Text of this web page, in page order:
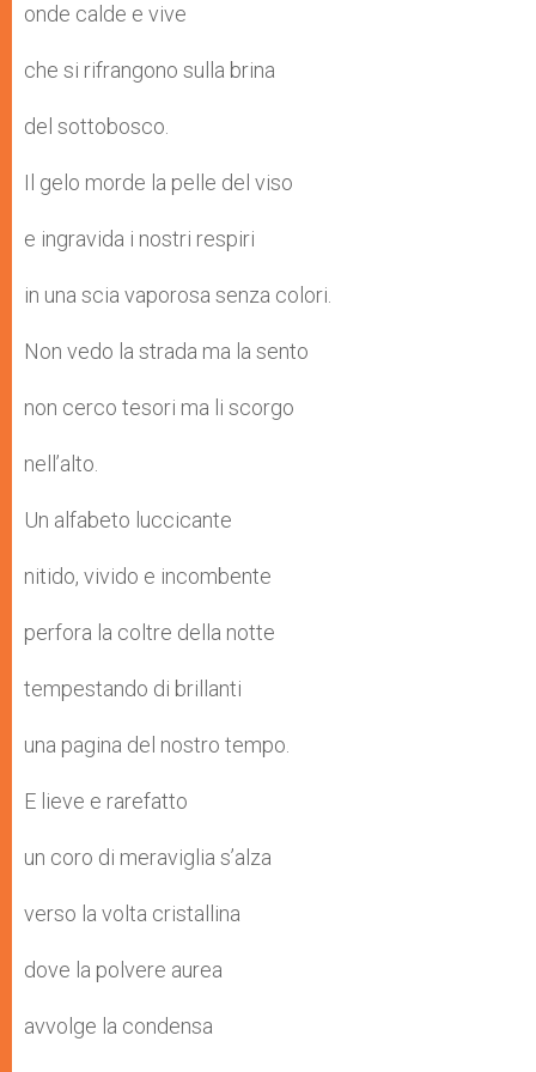
onde calde e vive
che si rifrangono sulla brina
del sottobosco.
Il gelo morde la pelle del viso
e ingravida i nostri respiri
in una scia vaporosa senza colori.
Non vedo la strada ma la sento
non cerco tesori ma li scorgo
nell’alto.
Un alfabeto luccicante
nitido, vivido e incombente
perfora la coltre della notte
tempestando di brillanti
una pagina del nostro tempo.
E lieve e rarefatto
un coro di meraviglia s’alza
verso la volta cristallina
dove la polvere aurea
avvolge la condensa